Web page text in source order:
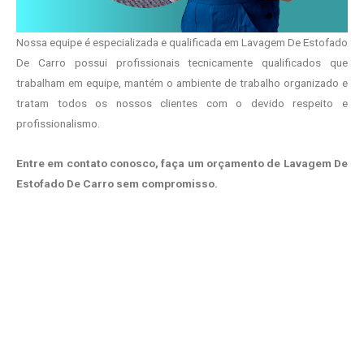
Nossa equipe é especializada e qualificada em Lavagem De Estofado
De Carro possui profissionais tecnicamente qualificados que
trabalham em equipe, mantém o ambiente de trabalho organizado e
tratam todos os nossos clientes com o devido respeito e
profissionalismo.
Entre em contato conosco, faça um orçamento de Lavagem De
Estofado De Carro sem compromisso.